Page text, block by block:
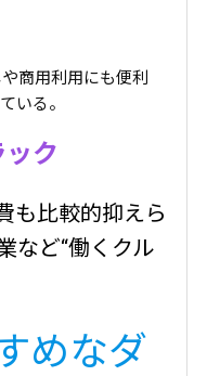
商用利用にも便利
いる。
ク
も比較的抑えら
など“働くクル
めなダ